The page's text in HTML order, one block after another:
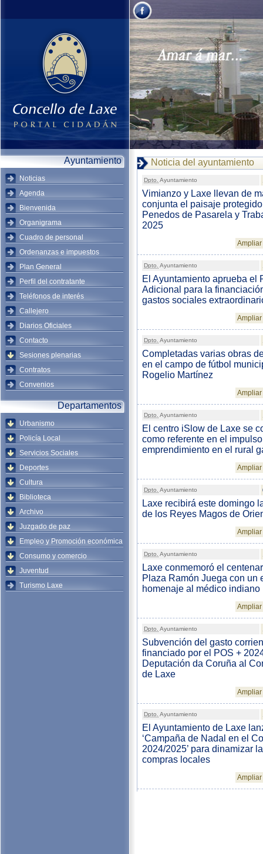
Ayuntamiento
Noticias
Agenda
Bienvenida
Organigrama
Cuadro de personal
Ordenanzas e impuestos
Plan General
Perfil del contratante
Teléfonos de interés
Callejero
Diarios Oficiales
Contacto
Sesiones plenarias
Contratos
Convenios
Departamentos
Urbanismo
Policía Local
Servicios Sociales
Deportes
Cultura
Biblioteca
Archivo
Juzgado de paz
Empleo y Promoción económica
Consumo y comercio
Juventud
Turismo Laxe
Noticia del ayuntamiento
Dpto. Ayuntamiento
Vimianzo y Laxe llevan de
conjunta el paisaje
Penedos de Pasarela y
2025
Dpto. Ayuntamiento
El Ayuntamiento aprueba el
Adicional para la
gastos sociales
Dpto. Ayuntamiento
Completadas varias obras
en el campo de fútbol
Rogelio Martínez
Dpto. Ayuntamiento
El centro iSlow de Laxe se
como referente en el
emprendimiento en el rural
Dpto. Ayuntamiento
Laxe recibirá este domingo
de los Reyes Magos de
Dpto. Ayuntamiento
Laxe conmemoró el
Plaza Ramón Juega con un
homenaje al médico indiano
Dpto. Ayuntamiento
Subvención del gasto
financiado por el POS +
Deputación da Coruña al
de Laxe
Dpto. Ayuntamiento
El Ayuntamiento de Laxe
‘Campaña de Nadal en el
2024/2025’ para dinamizar
compras locales